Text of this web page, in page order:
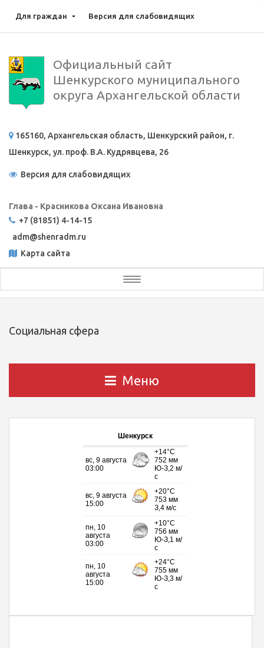
Для граждан Версия для слабовидящих
Официальный сайт
Шенкурского муниципального
округа Архангельской области
165160, Архангельская область, Шенкурский район, г.
Шенкурск, ул. проф. В.А. Кудрявцева, 26
Версия для слабовидящих
Глава - Красникова Оксана Ивановна
+7 (81851) 4-14-15
adm@shenradm.ru
Карта сайта
Toggle
navigation
Социальная сфера
Меню
Шенкурск